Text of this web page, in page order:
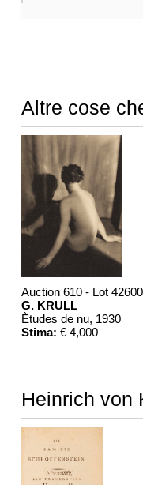
Altre cose
Auction 610 - Lot
G. KRULL
Ètudes de nu, 1930
Stima: € 4,000
Heinrich von